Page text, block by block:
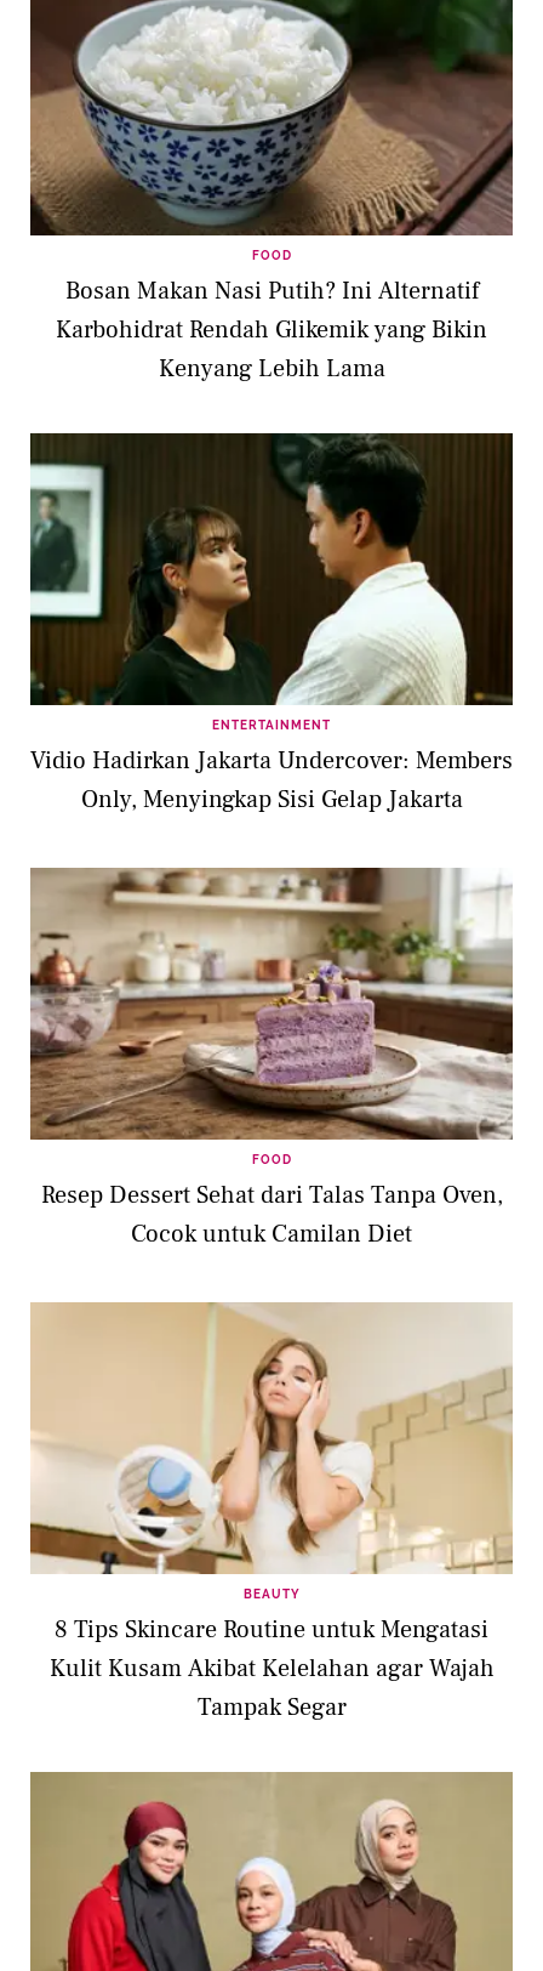
FOOD
Bosan Makan Nasi Putih? Ini Alternatif
Karbohidrat Rendah Glikemik yang Bikin
Kenyang Lebih Lama
ENTERTAINMENT
Vidio Hadirkan Jakarta Undercover: Members
Only, Menyingkap Sisi Gelap Jakarta
FOOD
Resep Dessert Sehat dari Talas Tanpa Oven,
Cocok untuk Camilan Diet
BEAUTY
8 Tips Skincare Routine untuk Mengatasi
Kulit Kusam Akibat Kelelahan agar Wajah
Tampak Segar